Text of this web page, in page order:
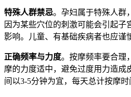
特殊人群禁忌。孕妇属于特殊人群
因为某些穴位的刺激可能会引起子
影响。儿童、有基础疾病者也应谨
正确频率与力度。按摩频率要合理
摩的力度适中，避免过度用力造成
间以3-5分钟为宜，每天总计按摩时